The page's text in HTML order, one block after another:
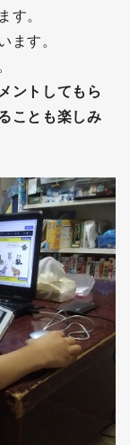
す。
ます。
ントしてもら
ことも楽しみ